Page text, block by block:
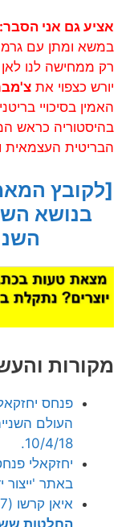
אציע גם אני הסבר:
במשא ומתן עם
רק ממחישה לנו
יורש כצפוי את
האמין בסיכויי
בהיסטוריה כראש
הבריטית העצמאית
[לקובץ
בנושא
מקורות
העולם
10/4/18.
באתר 'ייצור
איאן קרשו (2007),